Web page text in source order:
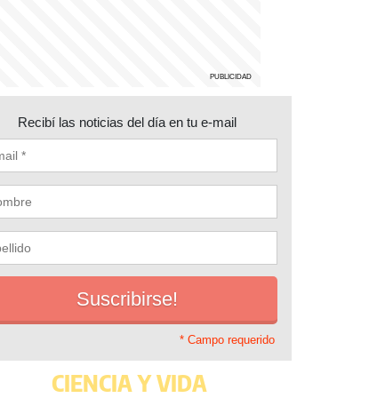
Recibí las noticias del día en tu e-mail
* Campo requerido
CIENCIA Y VIDA